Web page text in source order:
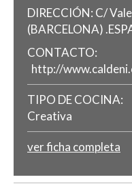
DIRECCIÓN: C/
(BARCELONA) .
CONTACTO:
http://
TIPO DE COCINA:
Creativa
ver ficha completa